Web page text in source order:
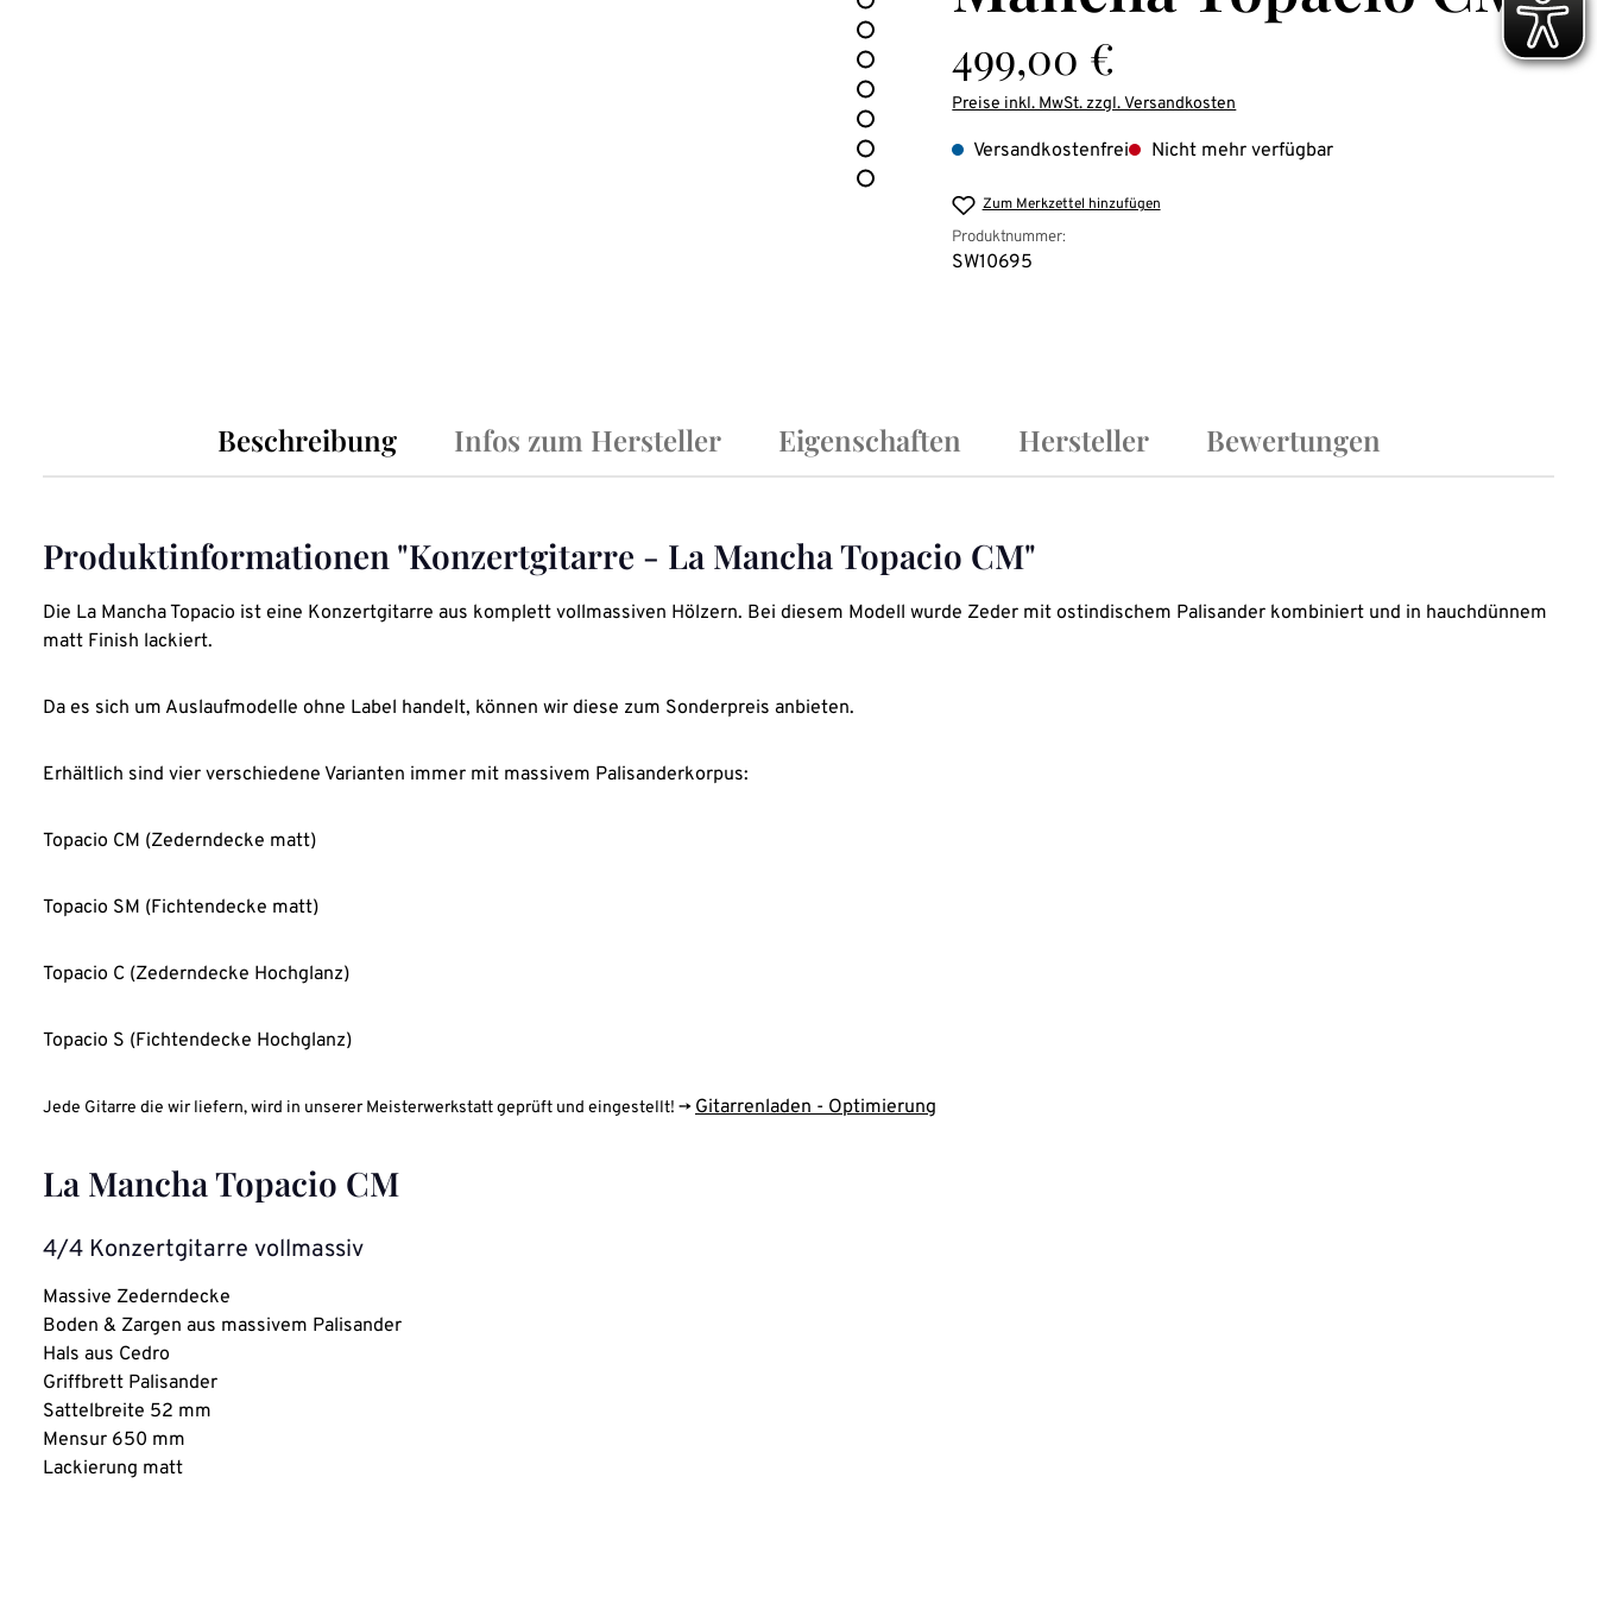
499,00 €
Preise inkl. MwSt. zzgl. Versandkosten
Versandkostenfrei Nicht mehr verfügbar
Zum Merkzettel hinzufügen
Produktnummer:
SW10695
Beschreibung Infos zum Hersteller Eigenschaften Hersteller Bewertungen
Produktinformationen "Konzertgitarre - La Mancha Topacio CM"
Die La Mancha Topacio ist eine Konzertgitarre aus komplett vollmassiven Hölzern. Bei diesem Modell wurde Zeder mit ostindischem Palisander kombiniert und in hauchdünnem
matt Finish lackiert.
Da es sich um Auslaufmodelle ohne Label handelt, können wir diese zum Sonderpreis anbieten.
Erhältlich sind vier verschiedene Varianten immer mit massivem Palisanderkorpus:
Topacio CM (Zederndecke matt)
Topacio SM (Fichtendecke matt)
Topacio C (Zederndecke Hochglanz)
Topacio S (Fichtendecke Hochglanz)
Jede Gitarre die wir liefern, wird in unserer Meisterwerkstatt geprüft und eingestellt! ->Gitarrenladen - Optimierung
La Mancha Topacio CM
4/4 Konzertgitarre vollmassiv
Massive Zederndecke
Boden & Zargen aus massivem Palisander
Hals aus Cedro
Griffbrett Palisander
Sattelbreite 52 mm
Mensur 650 mm
Lackierung matt